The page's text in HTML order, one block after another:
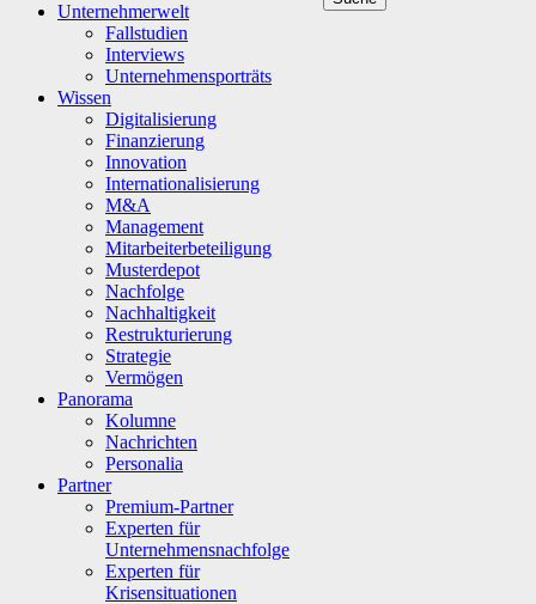
Unternehmerwelt
Fallstudien
Interviews
Unternehmensporträts
Wissen
Digitalisierung
Finanzierung
Innovation
Internationalisierung
M&A
Management
Mitarbeiterbeteiligung
Musterdepot
Nachfolge
Nachhaltigkeit
Restrukturierung
Strategie
Vermögen
Panorama
Kolumne
Nachrichten
Personalia
Partner
Premium-Partner
Experten für
Unternehmensnachfolge
Experten für
Krisensituationen